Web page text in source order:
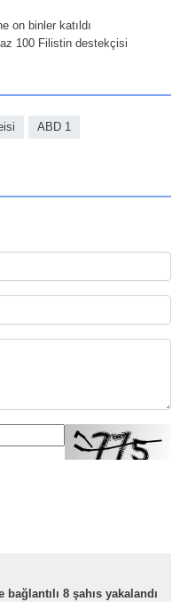
on binler katıldı
100 Filistin destekçisi
ABD 1
8 şahıs yakalandı